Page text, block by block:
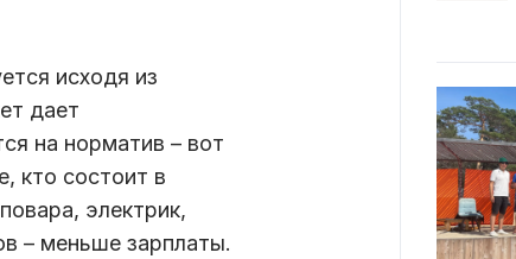
исходя из
дает
на норматив – вот
кто состоит в
электрик,
– меньше зарплаты.